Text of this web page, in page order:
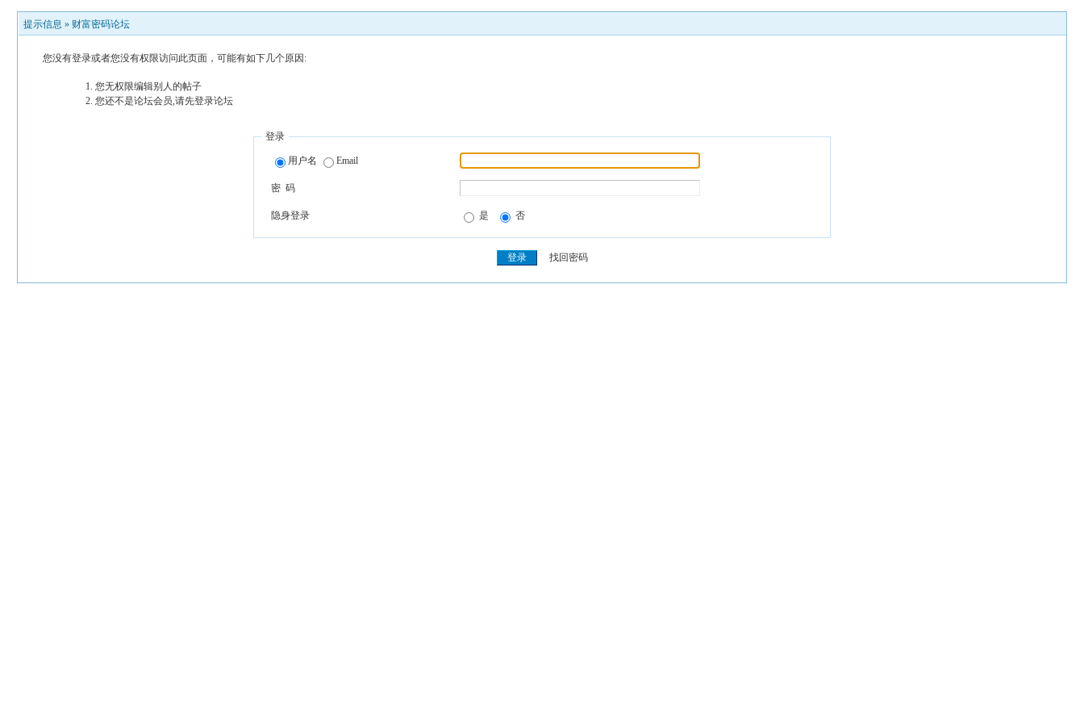
提示信息 » 财富密码论坛
您没有登录或者您没有权限访问此页面，可能有如下几个原因:
您无权限编辑别人的帖子
您还不是论坛会员,请先登录论坛
登录
用户名 Email
密 码
隐身登录 是 否
找回密码